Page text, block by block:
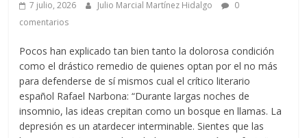
7 julio, 2026 Julio Marcial Martínez Hidalgo
0
comentarios
Pocos han explicado tan bien tanto la dolorosa condición
como el drástico remedio de quienes optan por el no más
para defenderse de sí mismos cual el crítico literario
español Rafael Narbona: “Durante largas noches de
insomnio, las ideas crepitan como un bosque en llamas. La
depresión es un atardecer interminable. Sientes que las